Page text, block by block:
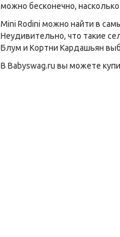
можно бесконечно,
Mini Rodini можно найти в
Неудивительно, что такие
Блум и Кортни Кардашьян
В Babyswag.ru вы можете